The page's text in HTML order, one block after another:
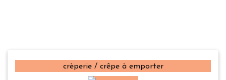
crèperie / crêpe à emporter